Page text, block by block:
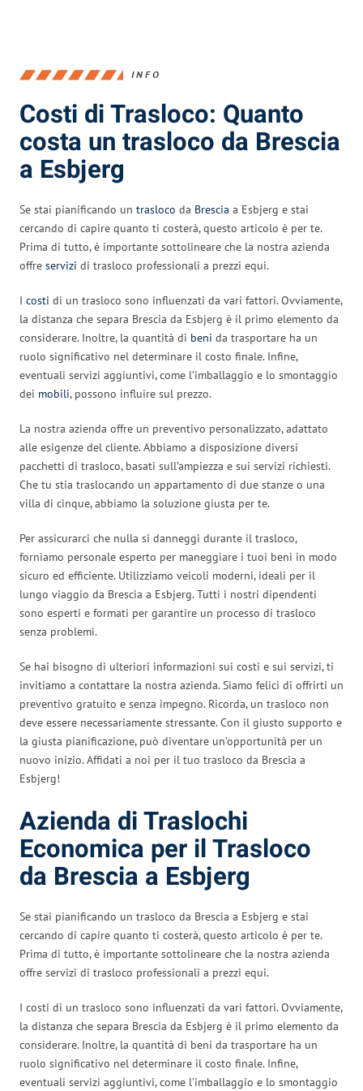
INFO
Costi di Trasloco: Quanto
costa un trasloco da Brescia
a Esbjerg
Se stai pianificando un trasloco da Brescia a Esbjerg e stai
cercando di capire quanto ti costerà, questo articolo è per te.
Prima di tutto, è importante sottolineare che la nostra azienda
offre servizi di trasloco professionali a prezzi equi.
I costi di un trasloco sono influenzati da vari fattori. Ovviamente,
la distanza che separa Brescia da Esbjerg è il primo elemento da
considerare. Inoltre, la quantità di beni da trasportare ha un
ruolo significativo nel determinare il costo finale. Infine,
eventuali servizi aggiuntivi, come l’imballaggio e lo smontaggio
dei mobili, possono influire sul prezzo.
La nostra azienda offre un preventivo personalizzato, adattato
alle esigenze del cliente. Abbiamo a disposizione diversi
pacchetti di trasloco, basati sull’ampiezza e sui servizi richiesti.
Che tu stia traslocando un appartamento di due stanze o una
villa di cinque, abbiamo la soluzione giusta per te.
Per assicurarci che nulla si danneggi durante il trasloco,
forniamo personale esperto per maneggiare i tuoi beni in modo
sicuro ed efficiente. Utilizziamo veicoli moderni, ideali per il
lungo viaggio da Brescia a Esbjerg. Tutti i nostri dipendenti
sono esperti e formati per garantire un processo di trasloco
senza problemi.
Se hai bisogno di ulteriori informazioni sui costi e sui servizi, ti
invitiamo a contattare la nostra azienda. Siamo felici di offrirti un
preventivo gratuito e senza impegno. Ricorda, un trasloco non
deve essere necessariamente stressante. Con il giusto supporto e
la giusta pianificazione, può diventare un’opportunità per un
nuovo inizio. Affidati a noi per il tuo trasloco da Brescia a
Esbjerg!
Azienda di Traslochi
Economica per il Trasloco
da Brescia a Esbjerg
Se stai pianificando un trasloco da Brescia a Esbjerg e stai
cercando di capire quanto ti costerà, questo articolo è per te.
Prima di tutto, è importante sottolineare che la nostra azienda
offre servizi di trasloco professionali a prezzi equi.
I costi di un trasloco sono influenzati da vari fattori. Ovviamente,
la distanza che separa Brescia da Esbjerg è il primo elemento da
considerare. Inoltre, la quantità di beni da trasportare ha un
ruolo significativo nel determinare il costo finale. Infine,
eventuali servizi aggiuntivi, come l’imballaggio e lo smontaggio